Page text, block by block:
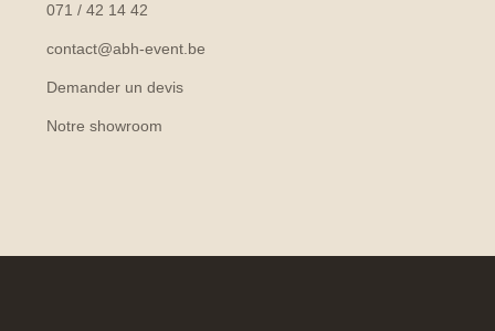
071 / 42 14 42
contact@abh-event.be
Demander un devis
Notre showroom